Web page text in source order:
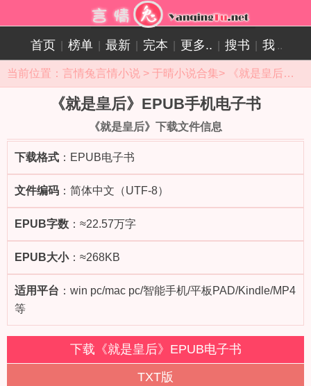
首页 榜单 最新 完本 更多.. 搜书 我 ..
当前位置： 言情兔言情小说 > 于晴小说合集> 《就是皇后》小说目录
《就是皇后》EPUB手机电子书
《就是皇后》下载文件信息
下载格式 ：EPUB电子书
文件编码 ：简体中文（UTF-8）
EPUB字数 ：≈22.57万字
EPUB大小：≈268KB
适用平台 ：win pc/mac pc/智能手机/平板PAD/Kindle/MP4
等
下载《就是皇后》EPUB电子书
TXT版